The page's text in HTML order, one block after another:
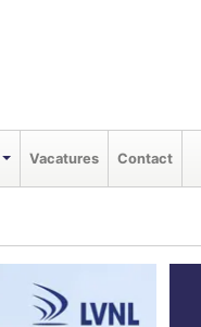
Vacatures Contact